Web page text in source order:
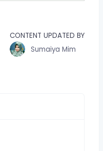
CONTENT UPDATED BY
Sumaiya Mim